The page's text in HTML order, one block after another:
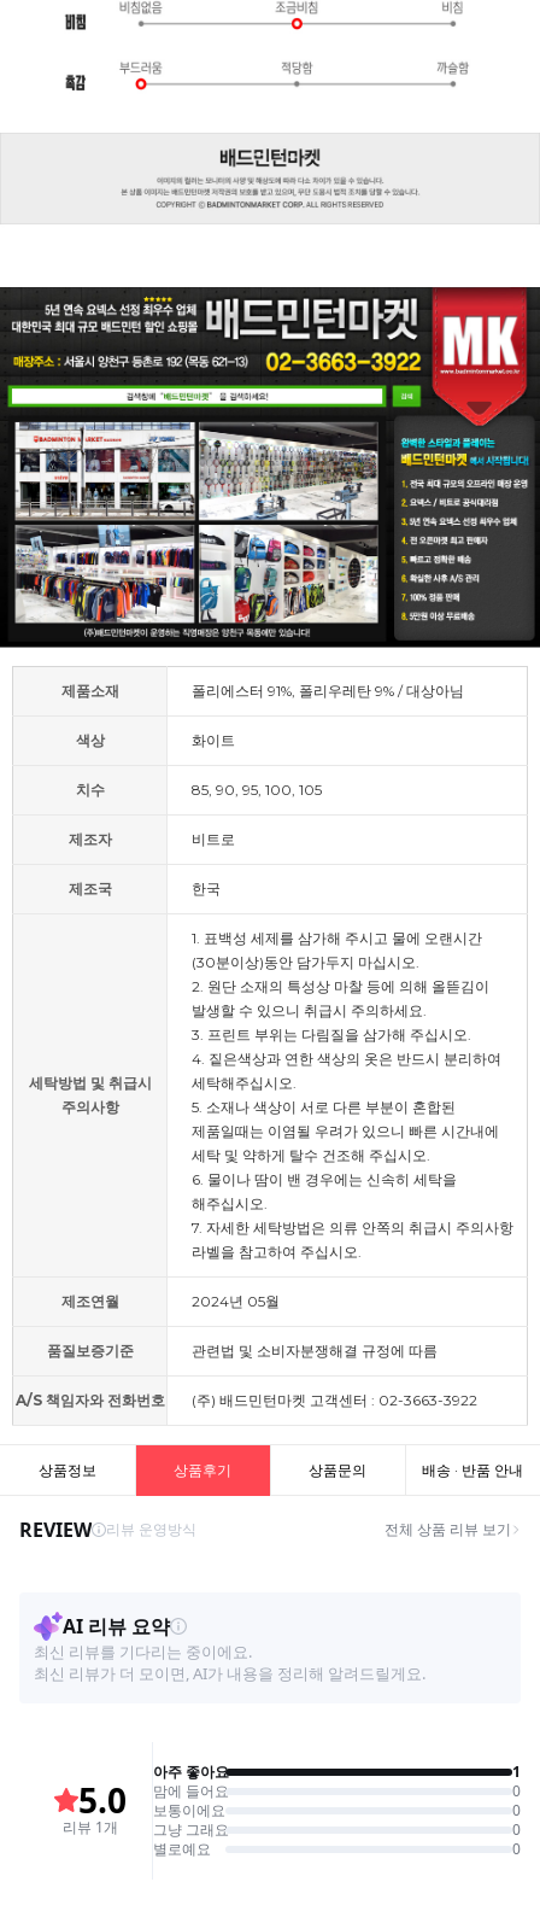
제품소재 폴리에스터 91%, 폴리우레탄 9% / 대상아님
색상 화이트
치수 85, 90, 95, 100, 105
제조자 비트로
제조국 한국
세탁방법 및 취급시
주의사항
1. 표백성 세제를 삼가해 주시고 물에 오랜시간
(30분이상)동안 담가두지 마십시오.
2. 원단 소재의 특성상 마찰 등에 의해 올뜯김이
발생할 수 있으니 취급시 주의하세요.
3. 프린트 부위는 다림질을 삼가해 주십시오.
4. 짙은색상과 연한 색상의 옷은 반드시 분리하여
세탁해주십시오.
5. 소재나 색상이 서로 다른 부분이 혼합된
제품일때는 이염될 우려가 있으니 빠른 시간내에
세탁 및 약하게 탈수 건조해 주십시오.
6. 물이나 땀이 밴 경우에는 신속히 세탁을
해주십시오.
7. 자세한 세탁방법은 의류 안쪽의 취급시 주의사항
라벨을 참고하여 주십시오.
제조연월 2024년 05월
품질보증기준 관련법 및 소비자분쟁해결 규정에 따름
A/S 책임자와 전화번호 (주) 배드민턴마켓 고객센터 : 02-3663-3922
상품정보 상품후기 상품문의 배송 · 반품 안내